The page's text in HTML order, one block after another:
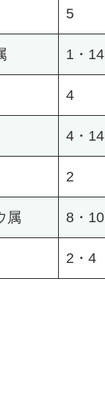
5
1・14
4
4・14
2
属 8・10
2・4